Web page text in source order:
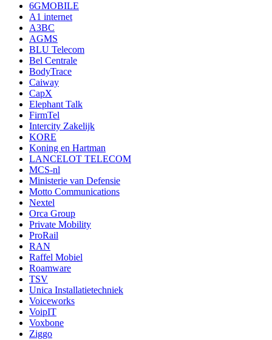
6GMOBILE
A1 internet
A3BC
AGMS
BLU Telecom
Bel Centrale
BodyTrace
Caiway
CapX
Elephant Talk
FirmTel
Intercity Zakelijk
KORE
Koning en Hartman
LANCELOT TELECOM
MCS-nl
Ministerie van Defensie
Motto Communications
Nextel
Orca Group
Private Mobility
ProRail
RAN
Raffel Mobiel
Roamware
TSV
Unica Installatietechniek
Voiceworks
VoipIT
Voxbone
Ziggo